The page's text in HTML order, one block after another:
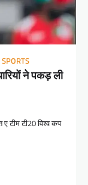
SPORTS
ने पकड़ ली
टीम टी20 विश्व कप